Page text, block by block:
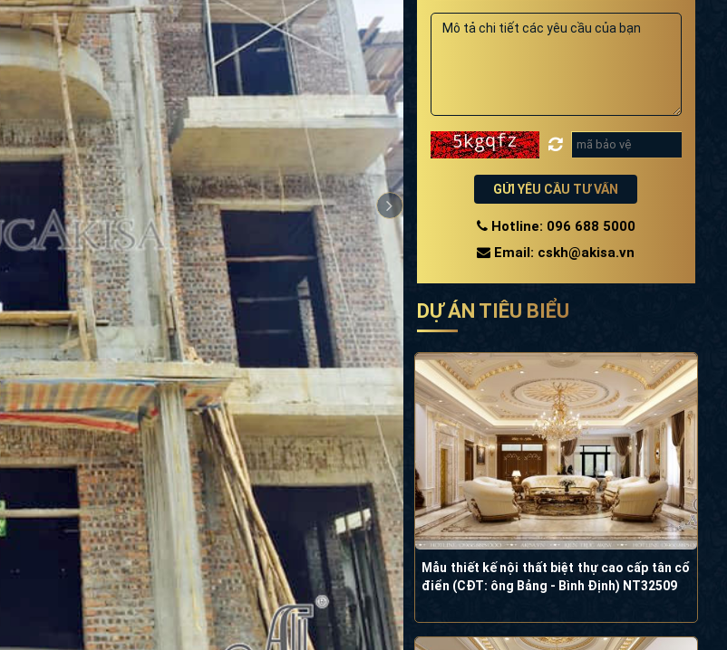
GỬI YÊU CẦU TƯ VẤN
Hotline: 096 688 5000
Email: cskh@akisa.vn
DỰ ÁN TIÊU BIỂU
Mẫu thiết kế nội thất biệt thự cao cấp tân cổ
điển (CĐT: ông Bảng - Bình Định) NT32509